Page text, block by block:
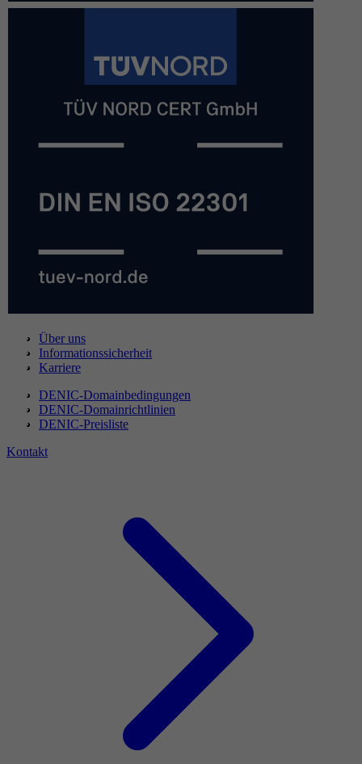
Über uns
Informationssicherheit
Karriere
DENIC-Domainbedingungen
DENIC-Domainrichtlinien
DENIC-Preisliste
Kontakt